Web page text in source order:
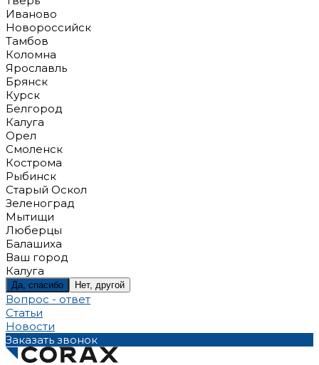
Иваново
Новороссийск
Тамбов
Коломна
Ярославль
Брянск
Курск
Белгород
Калуга
Орел
Смоленск
Кострома
Рыбинск
Старый Оскол
Зеленоград
Мытищи
Люберцы
Балашиха
Ваш город
Калуга
Да, спасибо Нет, другой
Вопрос - ответ
Статьи
Новости
Заказать звонок